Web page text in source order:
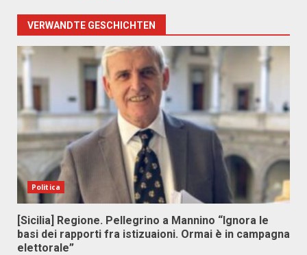
VERWANDTE GESCHICHTEN
Politica
[Sicilia] Regione. Pellegrino a Mannino “Ignora le
basi dei rapporti fra istizuaioni. Ormai è in campagna
elettorale”